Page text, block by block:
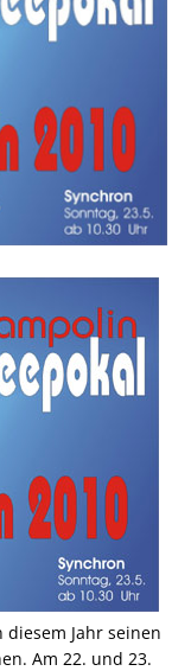
Jahr seinen
Am 22. und 23.